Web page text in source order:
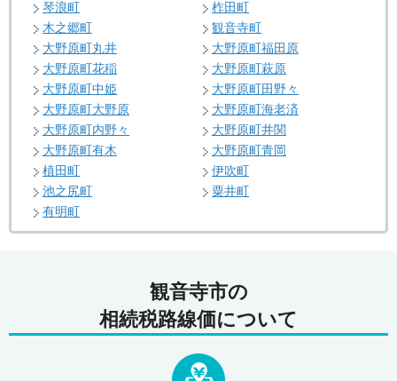
琴浪町
柞田町
木之郷町
観音寺町
大野原町丸井
大野原町福田原
大野原町花稲
大野原町萩原
大野原町中姫
大野原町田野々
大野原町大野原
大野原町海老済
大野原町内野々
大野原町井関
大野原町有木
大野原町青岡
植田町
伊吹町
池之尻町
粟井町
有明町
観音寺市の
相続税路線価について